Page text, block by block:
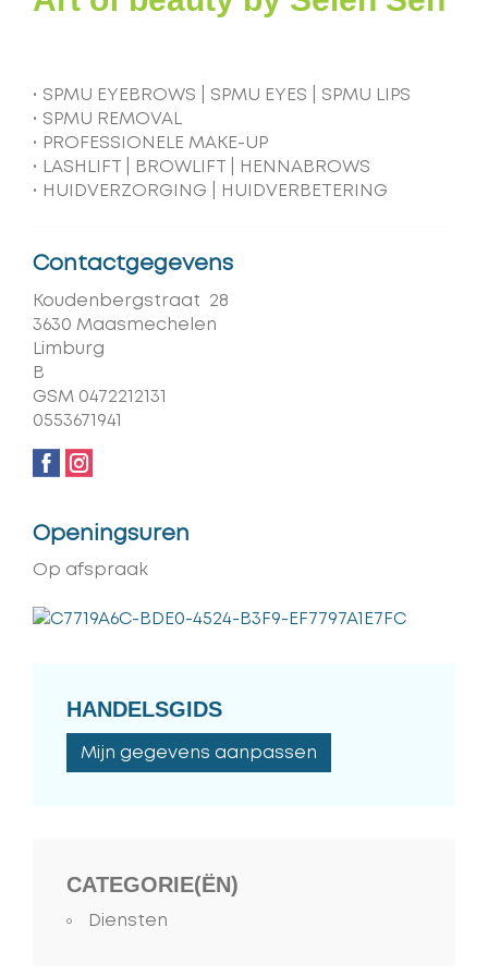
• SPMU EYEBROWS | SPMU EYES | SPMU LIPS
• SPMU REMOVAL
• PROFESSIONELE MAKE-UP
• LASHLIFT | BROWLIFT | HENNABROWS
• HUIDVERZORGING | HUIDVERBETERING
Contactgegevens
Adres
Koudenbergstraat 28
,3630 Maasmechelen
Provincie
Limburg
Land
B
GSM 0472212131
Handelsregister
0553671941
Facebook
Instagram
Openingsuren
Op afspraak
HANDELSGIDS
Mijn gegevens aanpassen
CATEGORIE(ËN)
Diensten